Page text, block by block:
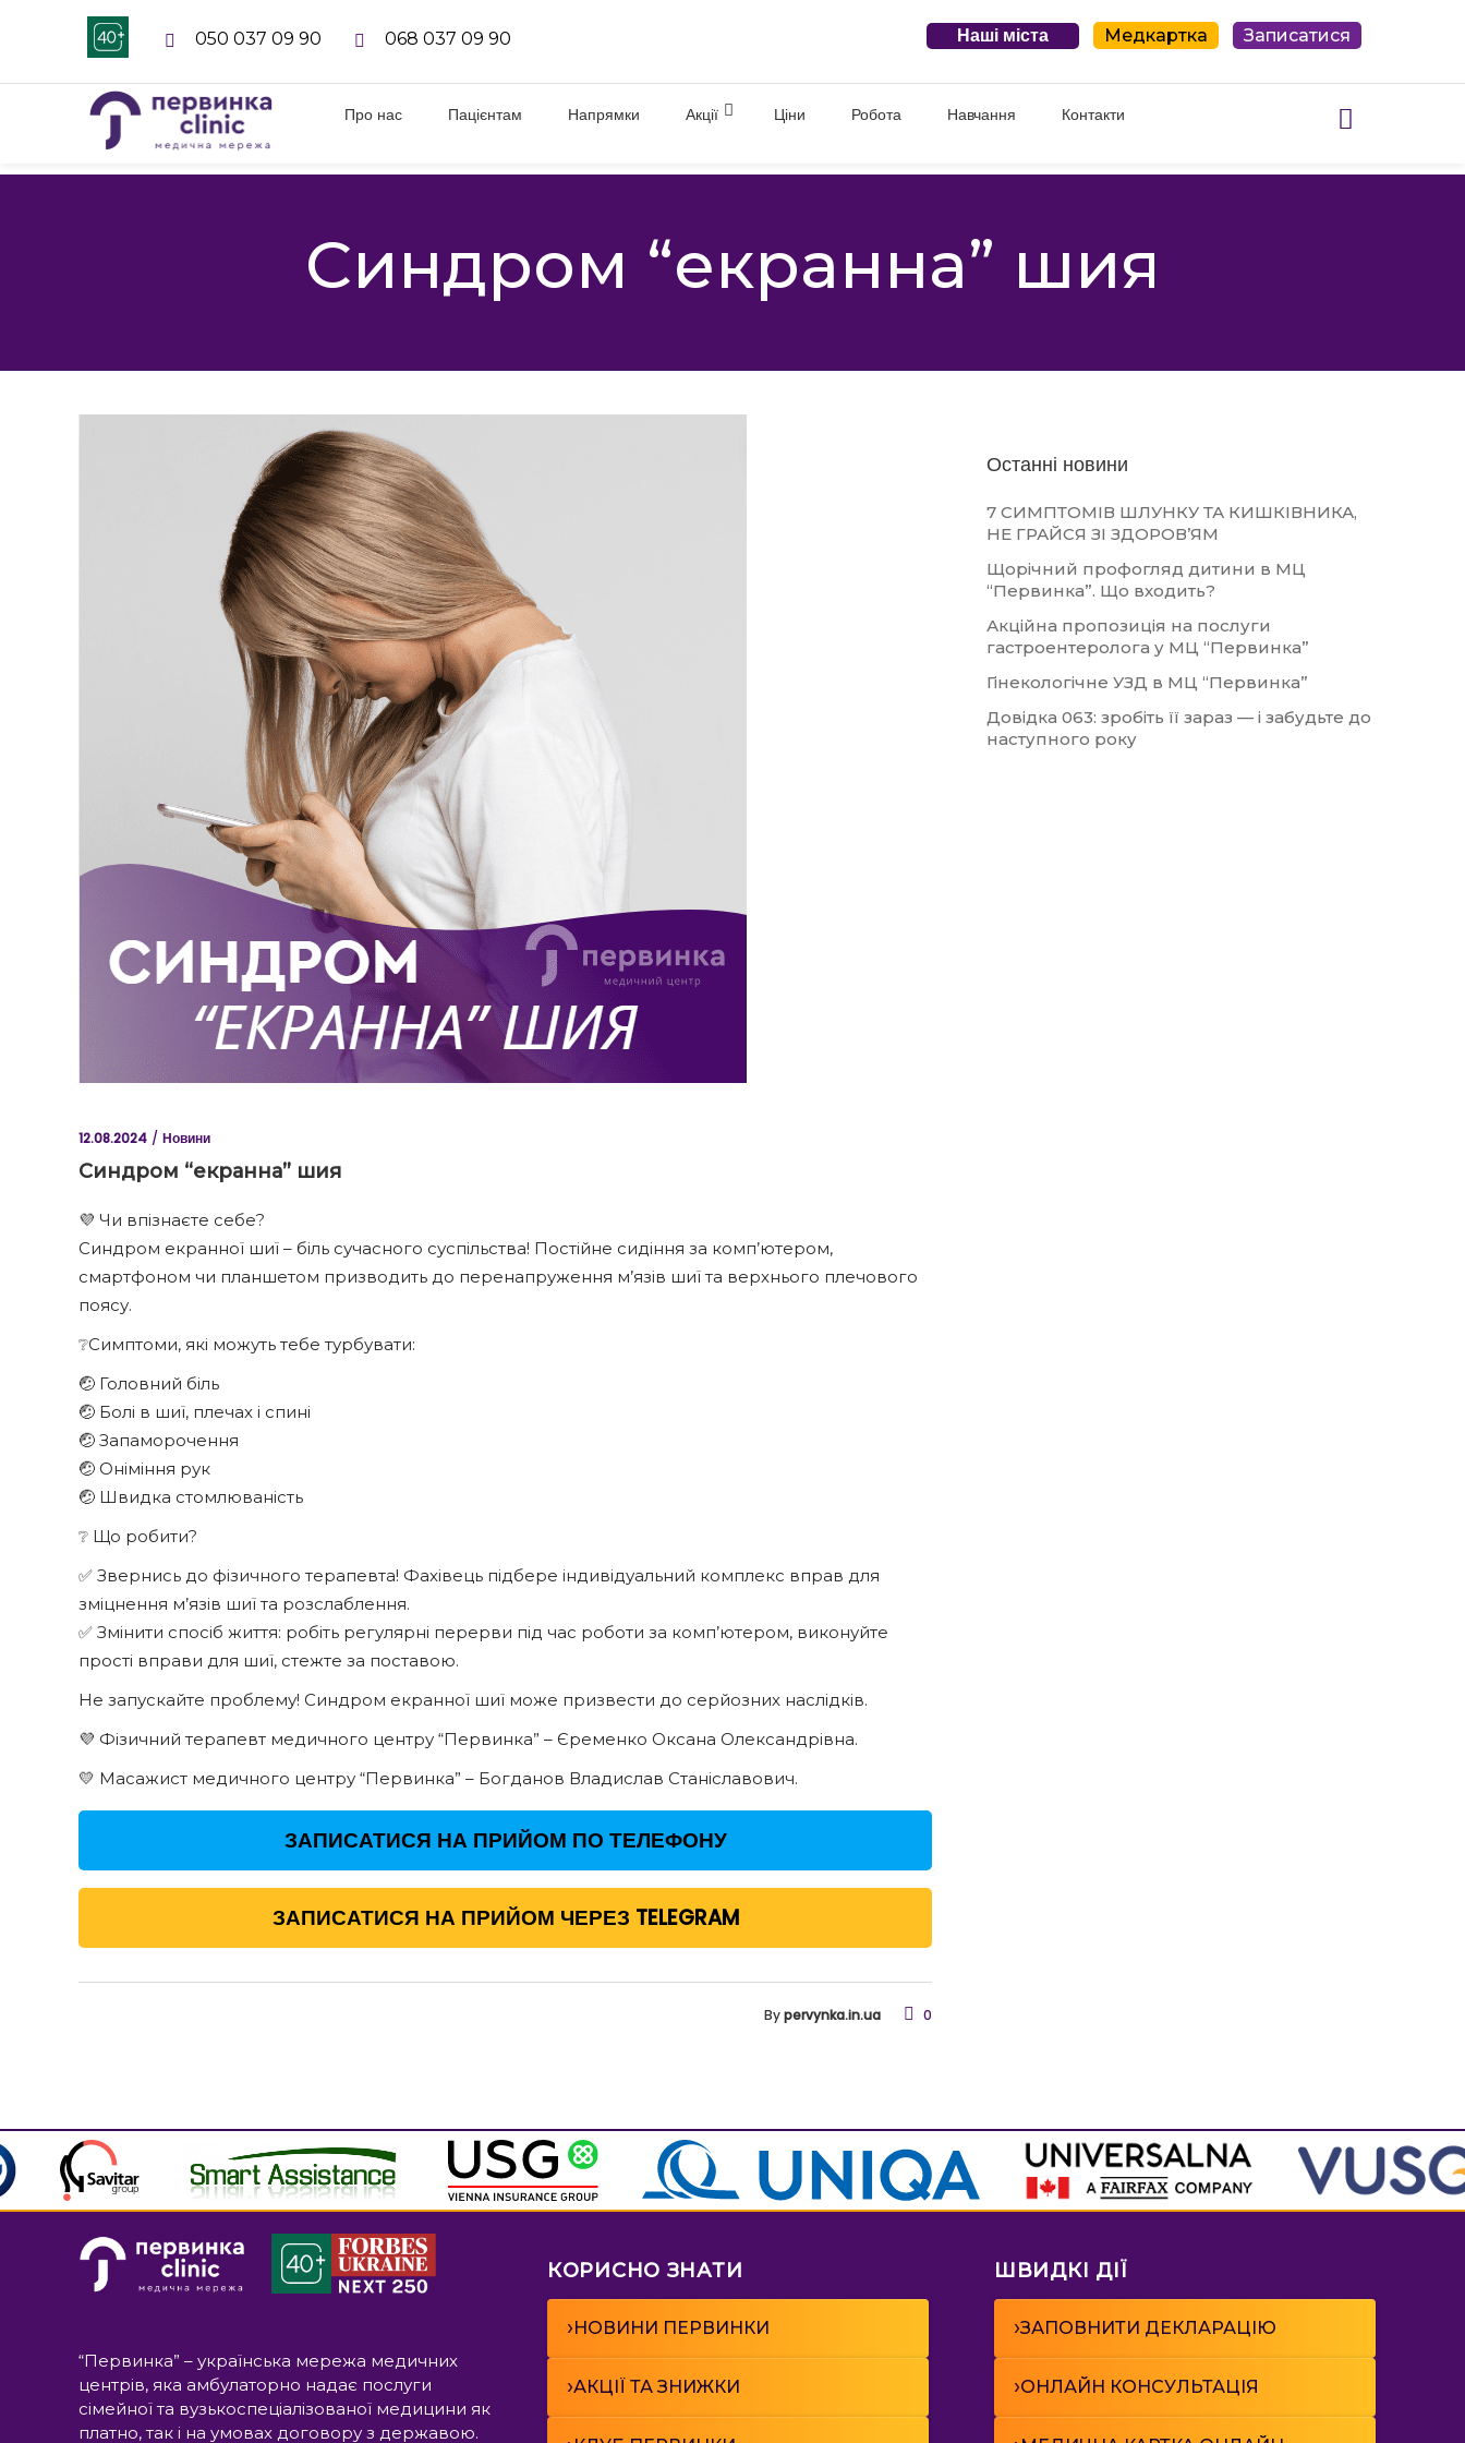
050 037 09 90 068 037 09 90 Наші міста Медкартка Записатися
Про нас Пацієнтам Напрямки Акції Ціни Робота Навчання Контакти
Синдром “екранна” шия
12.08.2024 Новини
Синдром “екранна” шия
💜 Чи впізнаєте себе?
Синдром екранної шиї – біль сучасного суспільства! Постійне сидіння за комп’ютером,
смартфоном чи планшетом призводить до перенапруження м’язів шиї та верхнього плечового
поясу.
❔Симптоми, які можуть тебе турбувати:
🤕 Головний біль
🤕 Болі в шиї, плечах і спині
🤕 Запаморочення
🤕 Оніміння рук
🤕 Швидка стомлюваність
❔ Що робити?
✅ Звернись до фізичного терапевта! Фахівець підбере індивідуальний комплекс вправ для
зміцнення м’язів шиї та розслаблення.
✅ Змінити спосіб життя: робіть регулярні перерви під час роботи за комп’ютером, виконуйте
прості вправи для шиї, стежте за поставою.
Не запускайте проблему! Синдром екранної шиї може призвести до серйозних наслідків.
💜 Фізичний терапевт медичного центру “Первинка” – Єременко Оксана Олександрівна.
💛 Масажист медичного центру “Первинка” – Богданов Владислав Станіславович.
ЗАПИСАТИСЯ НА ПРИЙОМ ПО ТЕЛЕФОНУ
ЗАПИСАТИСЯ НА ПРИЙОМ ЧЕРЕЗ TELEGRAM
Bypervynka.in.ua 0
Останні новини
7 СИМПТОМІВ ШЛУНКУ ТА КИШКІВНИКА,
НЕ ГРАЙСЯ ЗІ ЗДОРОВ’ЯМ
Щорічний профогляд дитини в МЦ
“Первинка”. Що входить?
Акційна пропозиція на послуги
гастроентеролога у МЦ “Первинка”
Гінекологічне УЗД в МЦ “Первинка”
Довідка 063: зробіть її зараз — і забудьте до
наступного року
“Первинка” – українська мережа медичних
центрів, яка амбулаторно надає послуги
сімейної та вузькоспеціалізованої медицини як
платно, так і на умовах договору з державою.
КОРИСНО ЗНАТИ
›НОВИНИ ПЕРВИНКИ
›АКЦІЇ ТА ЗНИЖКИ
ШВИДКІ ДІЇ
›ЗАПОВНИТИ ДЕКЛАРАЦІЮ
›ОНЛАЙН КОНСУЛЬТАЦІЯ